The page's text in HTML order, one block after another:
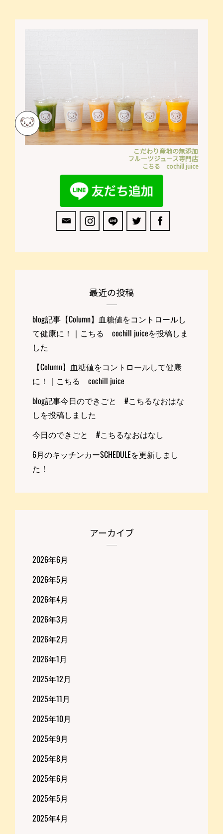
こだわり産地の無添加
フルーツジュース専門店
こちる cochill juice
最近の投稿
blog記事【Column】血糖値をコントロールし
て健康に！｜こちる cochill juiceを投稿しま
した
【Column】血糖値をコントロールして健康
に！｜こちる cochill juice
blog記事今日のできごと #こちるなおはな
しを投稿しました
今日のできごと #こちるなおはなし
6月のキッチンカーSCHEDULEを更新しまし
た！
アーカイブ
2026年6月
2026年5月
2026年4月
2026年3月
2026年2月
2026年1月
2025年12月
2025年11月
2025年10月
2025年9月
2025年8月
2025年6月
2025年5月
2025年4月